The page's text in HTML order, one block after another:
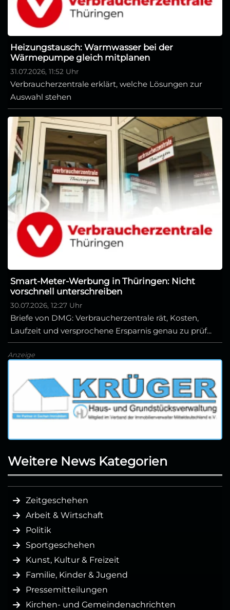
Heizungstausch: Warmwasser bei der
Wärmepumpe gleich mitplanen
31.07.2026, 11:52 Uhr
Verbraucherzentrale erklärt, welche Lösungen zur
Auswahl stehen
Smart-Meter-Werbung in Thüringen: Nicht
vorschnell unterschreiben
30.07.2026, 12:27 Uhr
Briefe von DMG: Verbraucherzentrale rät, Kosten,
Laufzeit und versprochene Ersparnis genau zu prüf...
Anzeige
Weitere News Kategorien
Zeitgeschehen
Arbeit & Wirtschaft
Politik
Sportgeschehen
Kunst, Kultur & Freizeit
Familie, Kinder & Jugend
Pressemitteilungen
Kirchen- und Gemeindenachrichten